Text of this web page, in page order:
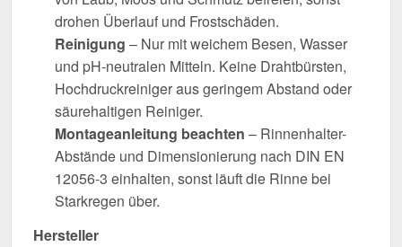
drohen Überlauf und Frostschäden.
Reinigung – Nur mit weichem Besen, Wasser
und pH-neutralen Mitteln. Keine Drahtbürsten,
Hochdruckreiniger aus geringem Abstand oder
säurehaltigen Reiniger.
Montageanleitung beachten – Rinnenhalter-
Abstände und Dimensionierung nach DIN EN
12056-3 einhalten, sonst läuft die Rinne bei
Starkregen über.
Hersteller